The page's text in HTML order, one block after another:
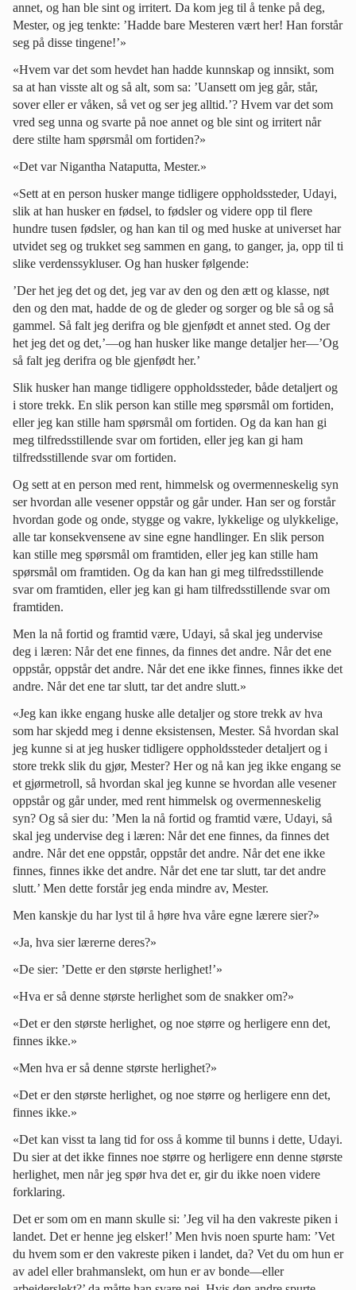
annet, og han ble sint og irritert. Da kom jeg til å tenke på deg,
Mester, og jeg tenkte: ’Hadde bare Mesteren vært her! Han forstår
seg på disse tingene!’»
«Hvem var det som hevdet han hadde kunnskap og innsikt, som
sa at han visste alt og så alt, som sa: ’Uansett om jeg går, står,
sover eller er våken, så vet og ser jeg alltid.’? Hvem var det som
vred seg unna og svarte på noe annet og ble sint og irritert når
dere stilte ham spørsmål om fortiden?»
«Det var Nigantha Nataputta, Mester.»
«Sett at en person husker mange tidligere oppholdssteder, Udayi,
slik at han husker en fødsel, to fødsler og videre opp til flere
hundre tusen fødsler, og han kan til og med huske at universet har
utvidet seg og trukket seg sammen en gang, to ganger, ja, opp til ti
slike verdenssykluser. Og han husker følgende:
’Der het jeg det og det, jeg var av den og den ætt og klasse, nøt
den og den mat, hadde de og de gleder og sorger og ble så og så
gammel. Så falt jeg derifra og ble gjenfødt et annet sted. Og der
het jeg det og det,’—og han husker like mange detaljer her—’Og
så falt jeg derifra og ble gjenfødt her.’
Slik husker han mange tidligere oppholdssteder, både detaljert og
i store trekk. En slik person kan stille meg spørsmål om fortiden,
eller jeg kan stille ham spørsmål om fortiden. Og da kan han gi
meg tilfredsstillende svar om fortiden, eller jeg kan gi ham
tilfredsstillende svar om fortiden.
Og sett at en person med rent, himmelsk og overmenneskelig syn
ser hvordan alle vesener oppstår og går under. Han ser og forstår
hvordan gode og onde, stygge og vakre, lykkelige og ulykkelige,
alle tar konsekvensene av sine egne handlinger. En slik person
kan stille meg spørsmål om framtiden, eller jeg kan stille ham
spørsmål om framtiden. Og da kan han gi meg tilfredsstillende
svar om framtiden, eller jeg kan gi ham tilfredsstillende svar om
framtiden.
Men la nå fortid og framtid være, Udayi, så skal jeg undervise
deg i læren: Når det ene finnes, da finnes det andre. Når det ene
oppstår, oppstår det andre. Når det ene ikke finnes, finnes ikke det
andre. Når det ene tar slutt, tar det andre slutt.»
«Jeg kan ikke engang huske alle detaljer og store trekk av hva
som har skjedd meg i denne eksistensen, Mester. Så hvordan skal
jeg kunne si at jeg husker tidligere oppholdssteder detaljert og i
store trekk slik du gjør, Mester? Her og nå kan jeg ikke engang se
et gjørmetroll, så hvordan skal jeg kunne se hvordan alle vesener
oppstår og går under, med rent himmelsk og overmenneskelig
syn? Og så sier du: ’Men la nå fortid og framtid være, Udayi, så
skal jeg undervise deg i læren: Når det ene finnes, da finnes det
andre. Når det ene oppstår, oppstår det andre. Når det ene ikke
finnes, finnes ikke det andre. Når det ene tar slutt, tar det andre
slutt.’ Men dette forstår jeg enda mindre av, Mester.
Men kanskje du har lyst til å høre hva våre egne lærere sier?»
«Ja, hva sier lærerne deres?»
«De sier: ’Dette er den største herlighet!’»
«Hva er så denne største herlighet som de snakker om?»
«Det er den største herlighet, og noe større og herligere enn det,
finnes ikke.»
«Men hva er så denne største herlighet?»
«Det er den største herlighet, og noe større og herligere enn det,
finnes ikke.»
«Det kan visst ta lang tid for oss å komme til bunns i dette, Udayi.
Du sier at det ikke finnes noe større og herligere enn denne største
herlighet, men når jeg spør hva det er, gir du ikke noen videre
forklaring.
Det er som om en mann skulle si: ’Jeg vil ha den vakreste piken i
landet. Det er henne jeg elsker!’ Men hvis noen spurte ham: ’Vet
du hvem som er den vakreste piken i landet, da? Vet du om hun er
av adel eller brahmanslekt, om hun er av bonde—eller